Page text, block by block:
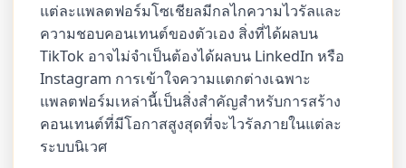
แต่ละแพลตฟอร์มโซเชียลมีกลไกความไวรัลและ
ความชอบคอนเทนต์ของตัวเอง สิ่งที่ได้ผลบน
TikTok อาจไม่จำเป็นต้องได้ผลบน LinkedIn หรือ
Instagram การเข้าใจความแตกต่างเฉพาะ
แพลตฟอร์มเหล่านี้เป็นสิ่งสำคัญสำหรับการสร้าง
คอนเทนต์ที่มีโอกาสสูงสุดที่จะไวรัลภายในแต่ละ
ระบบนิเวศ